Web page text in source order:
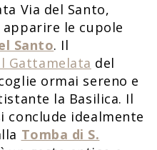
Via del Santo,
le cupole
Santo. Il
Gattamelata del
ormai sereno e
la Basilica. Il
conclude idealmente
Tomba di S.